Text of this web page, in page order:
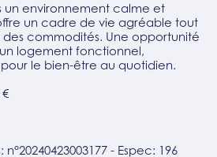
un environnement calme et
un cadre de vie agréable tout
commodités. Une opportunité
logement fonctionnel,
le bien-être au quotidien.
- Espec: 196